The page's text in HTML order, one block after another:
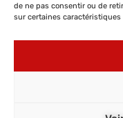
de ne pas consentir ou de
sur certaines caractéristiques
2 impasse Gâte